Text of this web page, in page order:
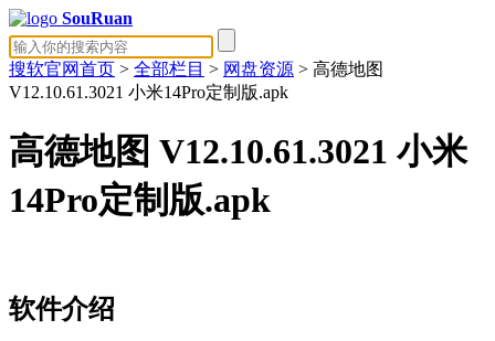
SouRuan
搜软官网首页 > 全部栏目 > 网盘资源 > 高德地图
V12.10.61.3021 小米14Pro定制版.apk
高德地图 V12.10.61.3021 小米
14Pro定制版.apk
软件介绍